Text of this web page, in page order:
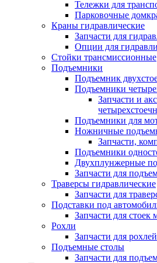
Тележки для
Парковочные
Краны гидравлические
Запчасти для
Опции для
Стойки трансмиссионные
Подъемники
Подъемник
Подъемники
Запчасти и
Подъемники для
Ножничные
Запчасти,
Подъемники
Двухплунжерные
Запчасти для
Траверсы гидравлические
Запчасти для
Подставки под
Запчасти для стоек
Рохли
Запчасти для рохлей
Подъемные столы
Запчасти для